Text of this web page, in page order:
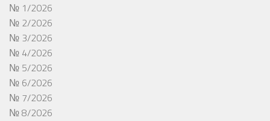
№ 1/2026
№ 2/2026
№ 3/2026
№ 4/2026
№ 5/2026
№ 6/2026
№ 7/2026
№ 8/2026